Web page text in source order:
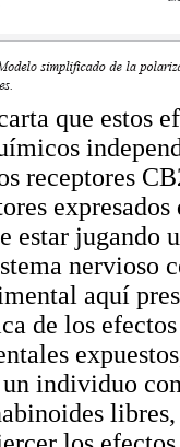
que estos
receptores
estar jugando
nervioso
aquí
de los
individuo